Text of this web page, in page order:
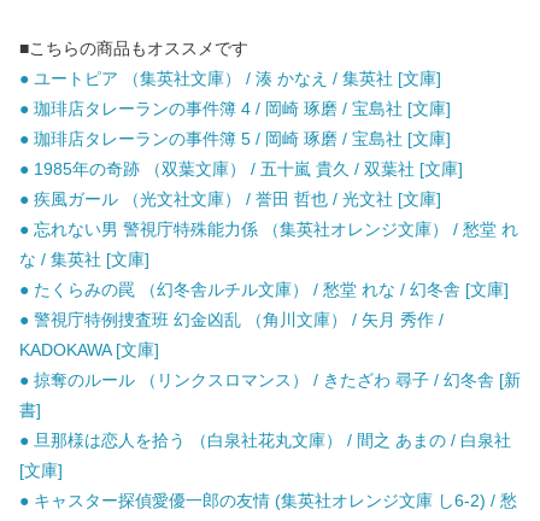
■こちらの商品もオススメです
● ユートピア （集英社文庫） / 湊 かなえ / 集英社 [文庫]
● 珈琲店タレーランの事件簿 4 / 岡崎 琢磨 / 宝島社 [文庫]
● 珈琲店タレーランの事件簿 5 / 岡崎 琢磨 / 宝島社 [文庫]
● 1985年の奇跡 （双葉文庫） / 五十嵐 貴久 / 双葉社 [文庫]
● 疾風ガール （光文社文庫） / 誉田 哲也 / 光文社 [文庫]
● 忘れない男 警視庁特殊能力係 （集英社オレンジ文庫） / 愁堂 れ
な / 集英社 [文庫]
● たくらみの罠 （幻冬舎ルチル文庫） / 愁堂 れな / 幻冬舎 [文庫]
● 警視庁特例捜査班 幻金凶乱 （角川文庫） / 矢月 秀作 /
KADOKAWA [文庫]
● 掠奪のルール （リンクスロマンス） / きたざわ 尋子 / 幻冬舎 [新
書]
● 旦那様は恋人を拾う （白泉社花丸文庫） / 間之 あまの / 白泉社
[文庫]
● キャスター探偵愛優一郎の友情 (集英社オレンジ文庫 し6-2) / 愁